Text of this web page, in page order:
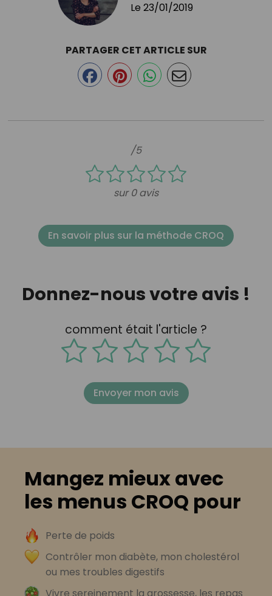
Le 23/01/2019
/5
sur 0 avis
PARTAGER CET ARTICLE SUR
En savoir plus sur la méthode CROQ
Donnez-nous votre avis !
comment était l'article ?
Envoyer mon avis
Mangez mieux avec
les menus CROQ pour
Perte de poids
Contrôler mon diabète, mon cholestérol
ou mes troubles digestifs